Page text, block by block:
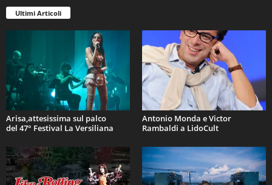
Ultimi Articoli
Arisa,attesissima sul palco
del 47° Festival La Versiliana
Antonio Monda e Victor
Rambaldi a LidoCult